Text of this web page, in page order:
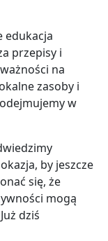
edukacja
przepisy i
na
zasoby i
w
by jeszcze
się, że
mogą
dziś